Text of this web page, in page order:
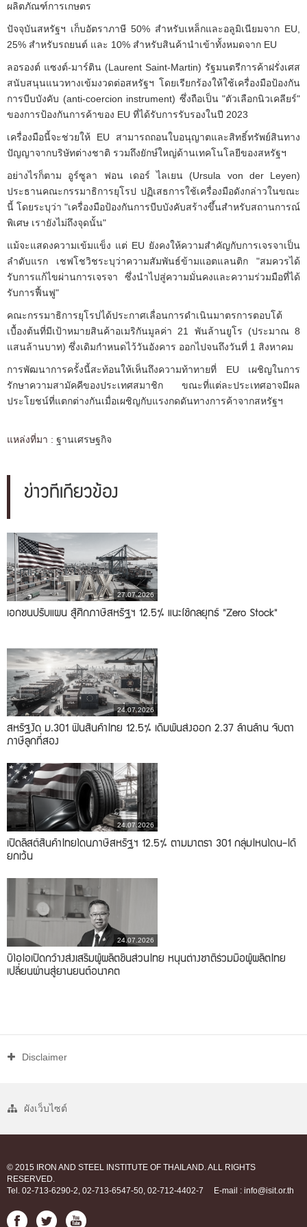
ผลิตภัณฑ์การเกษตร
ปัจจุบันสหรัฐฯ เก็บอัตราภาษี 50% สำหรับเหล็กและอลูมิเนียมจาก EU,
25% สำหรับรถยนต์ และ 10% สำหรับสินค้านำเข้าทั้งหมดจาก EU
ลอรองต์ แซงต์-มาร์ติน (Laurent Saint-Martin) รัฐมนตรีการค้าฝรั่งเศส
สนับสนุนแนวทางเข้มงวดต่อสหรัฐฯ โดยเรียกร้องให้ใช้เครื่องมือป้องกัน
การบีบบังคับ (anti-coercion instrument) ซึ่งถือเป็น "ตัวเลือกนิวเคลียร์"
ของการป้องกันการค้าของ EU ที่ได้รับการรับรองในปี 2023
เครื่องมือนี้จะช่วยให้ EU สามารถถอนใบอนุญาตและสิทธิ์ทรัพย์สินทาง
ปัญญาจากบริษัทต่างชาติ รวมถึงยักษ์ใหญ่ด้านเทคโนโลยีของสหรัฐฯ
อย่างไรก็ตาม อูร์ซูลา ฟอน เดอร์ ไลเยน (Ursula von der Leyen)
ประธานคณะกรรมาธิการยุโรป ปฏิเสธการใช้เครื่องมือดังกล่าวในขณะ
นี้ โดยระบุว่า "เครื่องมือป้องกันการบีบบังคับสร้างขึ้นสำหรับสถานการณ์
พิเศษ เรายังไม่ถึงจุดนั้น"
แม้จะแสดงความเข้มแข็ง แต่ EU ยังคงให้ความสำคัญกับการเจรจาเป็น
ลำดับแรก เชฟโชวิชระบุว่าความสัมพันธ์ข้ามแอตแลนติก "สมควรได้
รับการแก้ไขผ่านการเจรจา ซึ่งนำไปสู่ความมั่นคงและความร่วมมือที่ได้
รับการฟื้นฟู"
คณะกรรมาธิการยุโรปได้ประกาศเลื่อนการดำเนินมาตรการตอบโต้
เบื้องต้นที่มีเป้าหมายสินค้าอเมริกันมูลค่า 21 พันล้านยูโร (ประมาณ 8
แสนล้านบาท) ซึ่งเดิมกำหนดไว้วันอังคาร ออกไปจนถึงวันที่ 1 สิงหาคม
การพัฒนาการครั้งนี้สะท้อนให้เห็นถึงความท้าทายที่ EU เผชิญในการ
รักษาความสามัคคีของประเทศสมาชิก ขณะที่แต่ละประเทศอาจมีผล
ประโยชน์ที่แตกต่างกันเมื่อเผชิญกับแรงกดดันทางการค้าจากสหรัฐฯ
แหล่งที่มา : ฐานเศรษฐกิจ
ข่าวที่เกี่ยวข้อง
27.07.2026
เอกชนปรับแผน สู้ศึกภาษีสหรัฐฯ 12.5% แนะใช้กลยุทธ์ "Zero Stock"
24.07.2026
สหรัฐงัด ม.301 ฟันสินค้าไทย 12.5% เดิมพันส่งออก 2.37 ล้านล้าน จับตา
ภาษีลูกที่สอง
24.07.2026
เปิดลิสต์สินค้าไทยโดนภาษีสหรัฐฯ 12.5% ตามมาตรา 301 กลุ่มไหนโดน-ได้
ยกเว้น
24.07.2026
บีโอไอเปิดกว้างส่งเสริมผู้ผลิตชิ้นส่วนไทย หนุนต่างชาติร่วมมือผู้ผลิตไทย
เปลี่ยนผ่านสู่ยานยนต์อนาคต
Disclaimer
ผังเว็บไซต์
© 2015 IRON AND STEEL INSTITUTE OF THAILAND. ALL RIGHTS
RESERVED.
Tel. 02-713-6290-2, 02-713-6547-50, 02-712-4402-7 E-mail : info@isit.or.th